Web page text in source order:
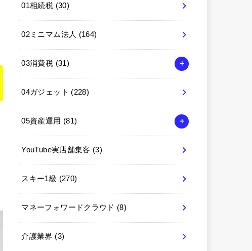
01相続税 (30)
02ミニマム法人 (164)
03消費税 (31)
04ガジェット (228)
05資産運用 (81)
YouTube実店舗集客 (3)
スキー1級 (270)
マネーフォワードクラウド (8)
介護業界 (3)